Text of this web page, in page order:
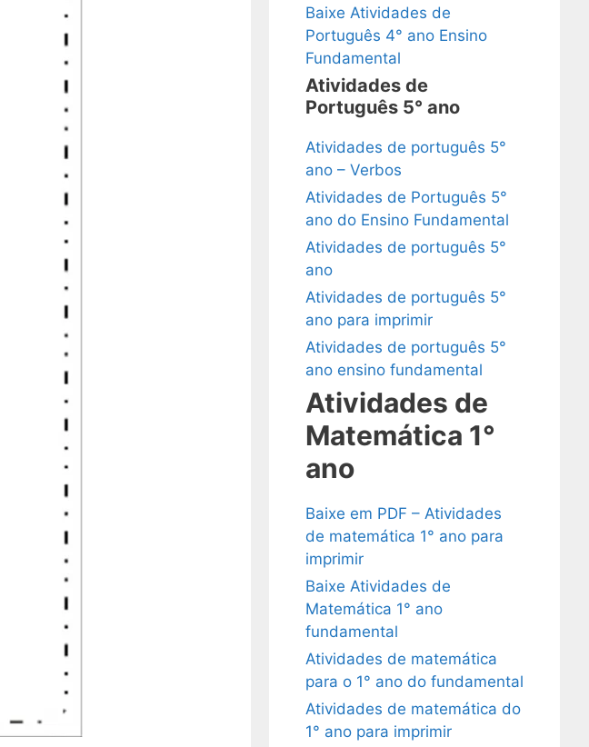
Baixe Atividades de
Português 4° ano Ensino
Fundamental
Atividades de
Português 5° ano
Atividades de português 5°
ano – Verbos
Atividades de Português 5°
ano do Ensino Fundamental
Atividades de português 5°
ano
Atividades de português 5°
ano para imprimir
Atividades de português 5°
ano ensino fundamental
Atividades de
Matemática 1°
ano
Baixe em PDF – Atividades
de matemática 1° ano para
imprimir
Baixe Atividades de
Matemática 1° ano
fundamental
Atividades de matemática
para o 1° ano do fundamental
Atividades de matemática do
1° ano para imprimir